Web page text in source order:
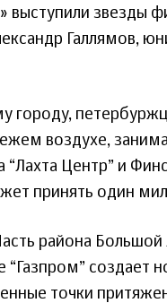
выступили звезды
Галлямов,
городу,
воздухе,
Центр” и
принять один
района Большой
“Газпром” создает
точки